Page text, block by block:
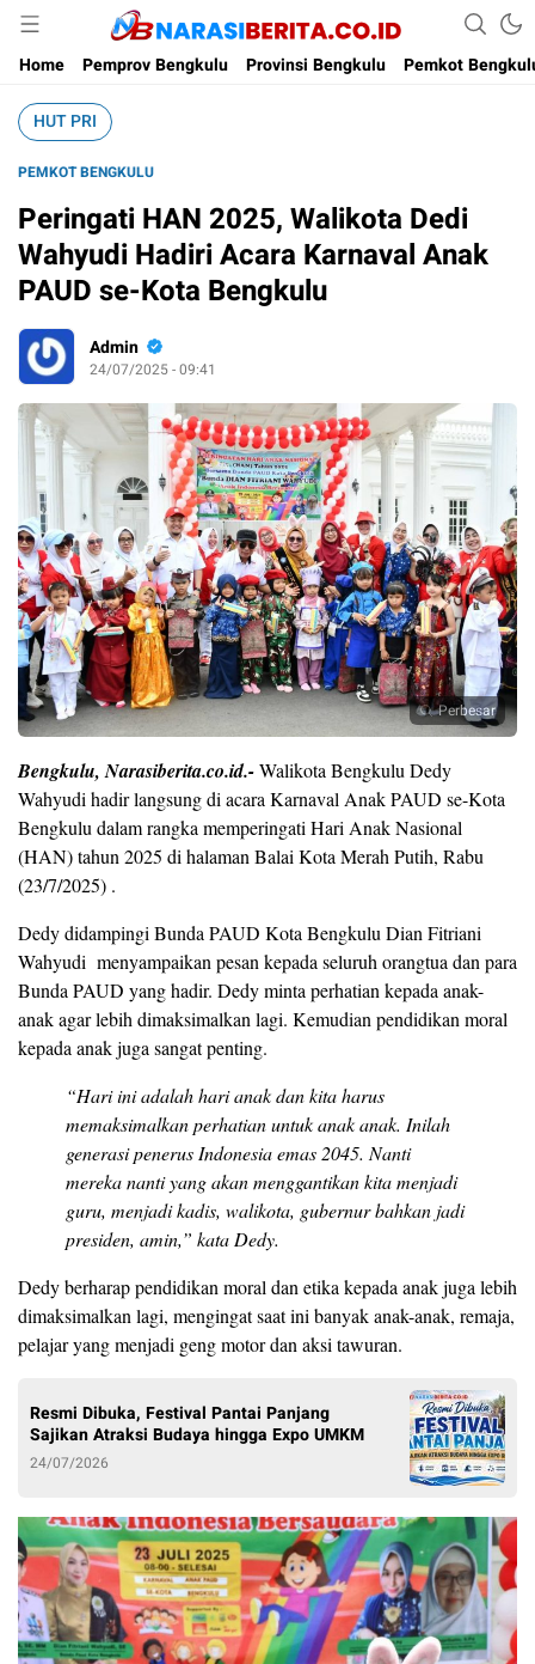
Narasi Berita
Home
Pemprov Bengkulu Provinsi Bengkulu Pemkot
HUT PRI
PEMKOT BENGKULU
Peringati HAN 2025, Walikota Dedi
Wahyudi Hadiri Acara Karnaval Anak
PAUD se-Kota Bengkulu
Admin
24/07/2025 - 09:41
Perbesar
Bengkulu, Narasiberita.co.id.-Walikota Bengkulu Dedy
Wahyudi hadir langsung di acara Karnaval Anak PAUD se-Kota
Bengkulu dalam rangka memperingati Hari Anak Nasional
(HAN) tahun 2025 di halaman Balai Kota Merah Putih, Rabu
(23/7/2025) .
Dedy didampingi Bunda PAUD Kota Bengkulu Dian Fitriani
Wahyudi menyampaikan pesan kepada seluruh orangtua dan para
Bunda PAUD yang hadir. Dedy minta perhatian kepada anak-
anak agar lebih dimaksimalkan lagi. Kemudian pendidikan moral
kepada anak juga sangat penting.
“Hari ini adalah hari anak dan kita harus
memaksimalkan perhatian untuk anak anak. Inilah
generasi penerus Indonesia emas 2045. Nanti
mereka nanti yang akan menggantikan kita menjadi
guru, menjadi kadis, walikota, gubernur bahkan jadi
presiden, amin,” kata Dedy.
Dedy berharap pendidikan moral dan etika kepada anak juga lebih
dimaksimalkan lagi, mengingat saat ini banyak anak-anak, remaja,
pelajar yang menjadi geng motor dan aksi tawuran.
Resmi Dibuka, Festival Pantai Panjang
Sajikan Atraksi Budaya hingga Expo UMKM
24/07/2026